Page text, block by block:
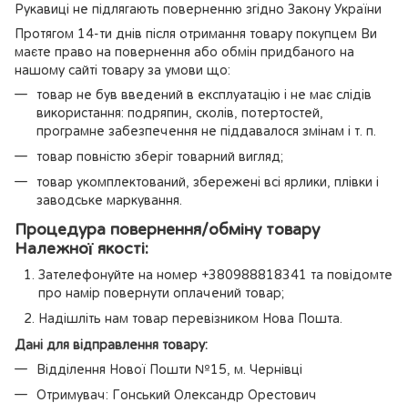
Рукавиці не підлягають поверненню згідно Закону України
Протягом 14-ти днів після отримання товару покупцем Ви
маєте право на повернення або обмін придбаного на
нашому сайті товару за умови що:
товар не був введений в експлуатацію і не має слідів
використання: подряпин, сколів, потертостей,
програмне забезпечення не піддавалося змінам і т. п.
товар повністю зберіг товарний вигляд;
товар укомплектований, збережені всі ярлики, плівки і
заводське маркування.
Процедура повернення/обміну товару
Належної якості:
Зателефонуйте на номер +380988818341 та повідомте
про намір повернути оплачений товар;
Надішліть нам товар перевізником Нова Пошта.
Дані для відправлення товару:
Відділення Нової Пошти №15, м. Чернівці
Отримувач: Гонський Олександр Орестович